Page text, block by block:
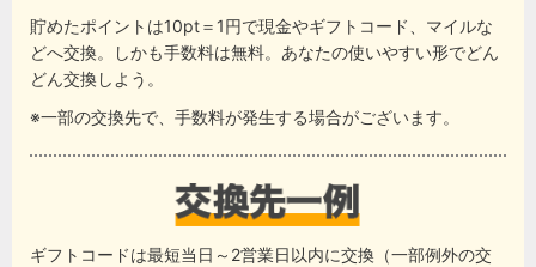
貯めたポイントは10pt＝1円で現金やギフトコード、マイルな
どへ交換。しかも手数料は無料。あなたの使いやすい形でどん
どん交換しよう。
※一部の交換先で、手数料が発生する場合がございます。
ギフトコードは最短当日～2営業日以内に交換（一部例外の交